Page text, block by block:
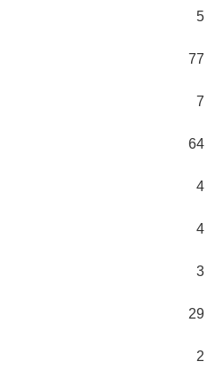
5
77
7
64
4
4
3
29
2